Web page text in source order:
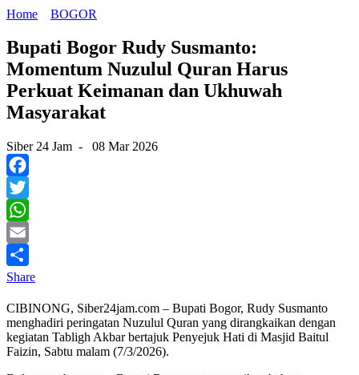
Home
BOGOR
Bupati Bogor Rudy Susmanto:
Momentum Nuzulul Quran Harus
Perkuat Keimanan dan Ukhuwah
Masyarakat
Siber 24 Jam - 08 Mar 2026
Facebook
Twitter
WhatsApp
Email
Share
CIBINONG, Siber24jam.com – Bupati Bogor, Rudy Susmanto
menghadiri peringatan Nuzulul Quran yang dirangkaikan dengan
kegiatan Tabligh Akbar bertajuk Penyejuk Hati di Masjid Baitul
Faizin, Sabtu malam (7/3/2026).